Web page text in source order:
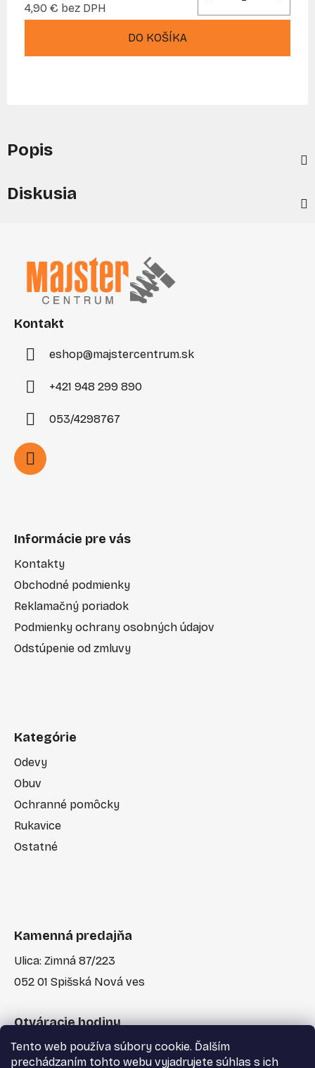
Tento web používa súbory cookie. Ďalším
prechádzaním tohto webu vyjadrujete súhlas s ich
4,90 € bez DPH
DO KOŠÍKA
Popis
Diskusia
Kontakt
eshop@majstercentrum.sk
+421 948 299 890
053/4298767
Informácie pre vás
Kontakty
Obchodné podmienky
Reklamačný poriadok
Podmienky ochrany osobných údajov
Odstúpenie od zmluvy
Kategórie
Odevy
Obuv
Ochranné pomôcky
Rukavice
Ostatné
Kamenná predajňa
Ulica: Zimná 87/223
052 01 Spišská Nová ves
Otváracie hodiny
Po-Pia: 7:30 - 17:00